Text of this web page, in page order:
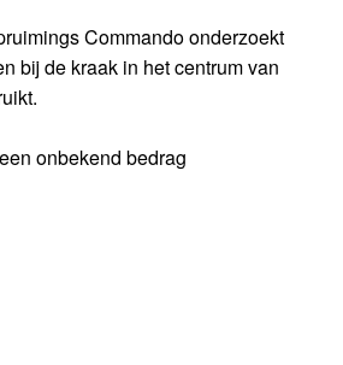
Commando onderzoekt
bij de kraak in het centrum van
onbekend bedrag